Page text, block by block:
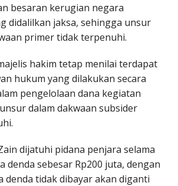
besaran kerugian negara
didalilkan jaksa, sehingga unsur
primer tidak terpenuhi.
hakim tetap menilai terdapat
hukum yang dilakukan secara
pengelolaan dana kegiatan
dalam dakwaan subsider
dijatuhi pidana penjara selama
denda sebesar Rp200 juta, dengan
denda tidak dibayar akan diganti